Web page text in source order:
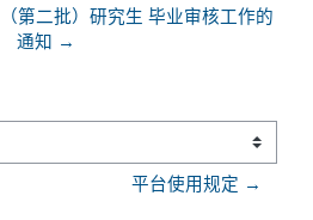
第二批）研究生 毕业审核工作的
通知 →
平台使用规定 →